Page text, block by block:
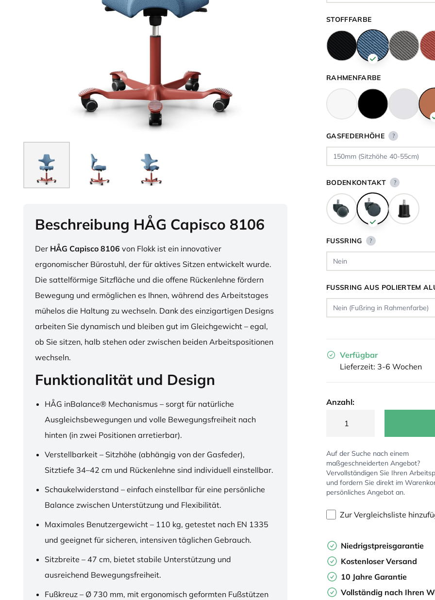
Beschreibung HÅG Capisco 8106
Der HÅG Capisco 8106 von Flokk ist ein innovativer
ergonomischer Bürostuhl, der für aktives Sitzen entwickelt wurde.
Die sattelförmige Sitzfläche und die offene Rückenlehne fördern
Bewegung und ermöglichen es Ihnen, während des Arbeitstages
mühelos die Haltung zu wechseln. Dank des einzigartigen Designs
arbeiten Sie dynamisch und bleiben gut im Gleichgewicht – egal,
ob Sie sitzen, halb stehen oder zwischen beiden Arbeitspositionen
wechseln.
Funktionalität und Design
HÅG inBalance® Mechanismus – sorgt für natürliche
Ausgleichsbewegungen und volle Bewegungsfreiheit nach
hinten (in zwei Positionen arretierbar).
Verstellbarkeit – Sitzhöhe (abhängig von der Gasfeder),
Sitztiefe 34–42 cm und Rückenlehne sind individuell einstellbar.
Schaukelwiderstand – einfach einstellbar für eine persönliche
Balance zwischen Unterstützung und Flexibilität.
Maximales Benutzergewicht – 110 kg, getestet nach EN 1335
und geeignet für sicheren, intensiven täglichen Gebrauch.
Sitzbreite – 47 cm, bietet stabile Unterstützung und
ausreichend Bewegungsfreiheit.
Fußkreuz – Ø 730 mm, mit ergonomisch geformten Fußstützen
STOFFFARBE
RAHMENFARBE
GASFEDERHÖHE ?
BODENKONTAKT ?
FUSSRING ?
FUSSRING AUS POLIERTEM
Verfügbar
Lieferzeit: 3-6 Wochen
Anzahl:
Auf der Suche nach einem
maßgeschneiderten Angebot?
Vervollständigen Sie Ihren
und fordern Sie direkt im
persönliches Angebot an.
Zur Vergleichsliste
Niedrigstpreisgarantie
Kostenloser Versand
10 Jahre Garantie
Vollständig nach Ihren